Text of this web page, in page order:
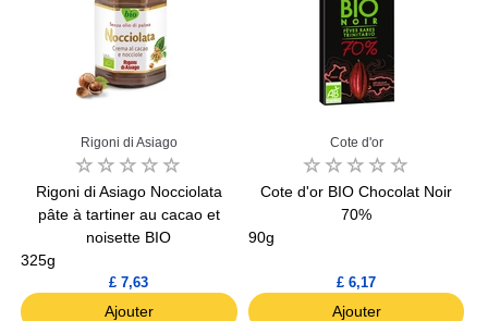
Rigoni di Asiago
Rigoni di Asiago Nocciolata
pâte à tartiner au cacao et
noisette BIO
325g
£ 7,63
Ajouter
Cote d'or
Cote d'or BIO Chocolat Noir
70%
90g
£ 6,17
Ajouter